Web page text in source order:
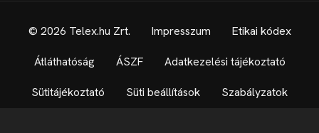
© 2026 Telex.hu Zrt. Impresszum Etikai kódex
Átláthatóság ÁSZF Adatkezelési tájékoztató
Sütitájékoztató Süti beállítások Szabályzatok